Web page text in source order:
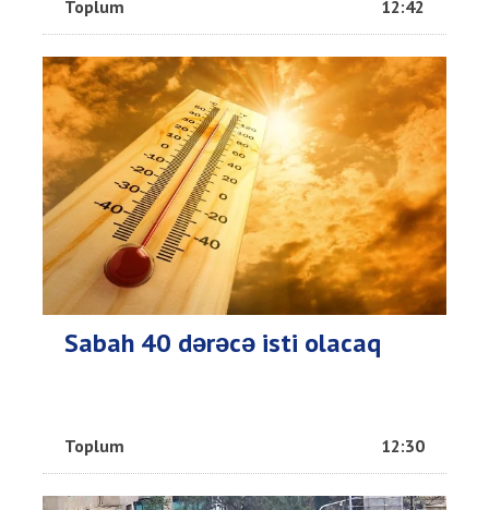
Toplum 12:42
Sabah 40 dərəcə isti olacaq
Toplum 12:30